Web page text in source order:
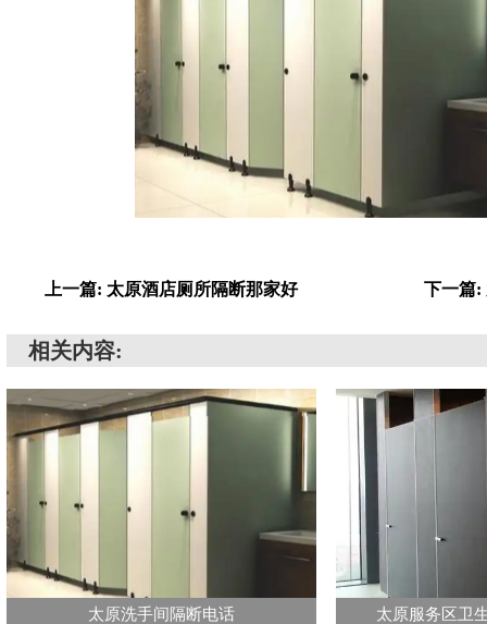
上一篇: 太原酒店厕所隔断那家好 下一篇:
相关内容:
太原洗手间隔断电话 太原服务区卫